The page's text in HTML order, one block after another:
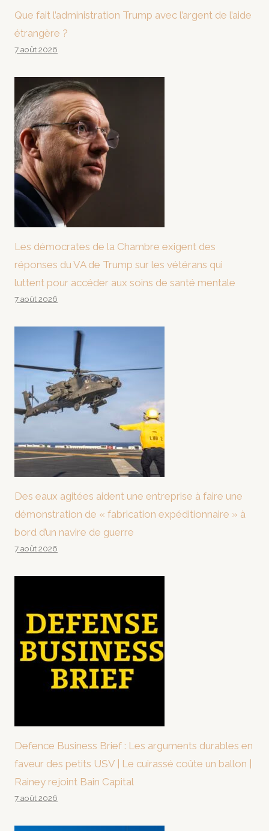
Que fait l’administration Trump avec l’argent de l’aide
étrangère ?
7 août 2026
Les démocrates de la Chambre exigent des
réponses du VA de Trump sur les vétérans qui
luttent pour accéder aux soins de santé mentale
7 août 2026
Des eaux agitées aident une entreprise à faire une
démonstration de « fabrication expéditionnaire » à
bord d’un navire de guerre
7 août 2026
Defence Business Brief : Les arguments durables en
faveur des petits USV | Le cuirassé coûte un ballon |
Rainey rejoint Bain Capital
7 août 2026